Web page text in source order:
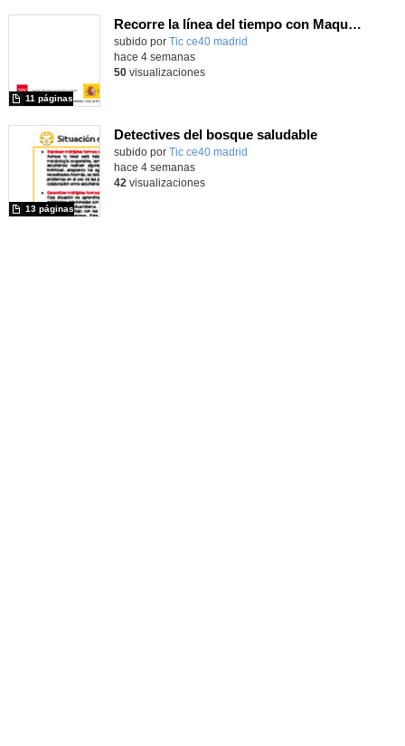
Recorre la línea del tiempo con Maqueen
subido por Tic ce40 madrid
11 páginas
hace 4 semanas
50visualizaciones
Detectives del bosque saludable
subido por Tic ce40 madrid
13 páginas
hace 4 semanas
42visualizaciones